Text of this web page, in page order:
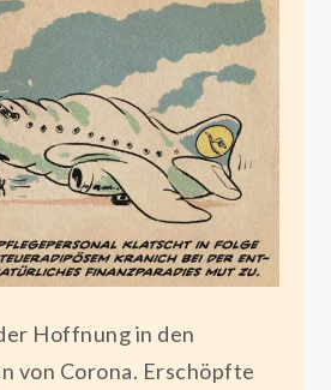
Hoffnung in den
von Corona. Erschöpfte